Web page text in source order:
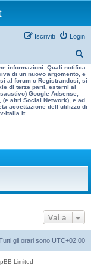
Login
Iscriviti
e
r
a
informazioni. Quali notifica
di un nuovo argomento, e
al forum o Registrandosi, si
di terze parti, esterni al
Google Adsense,
(e altri Social Network), e ad
accettazione dell’utilizzo di
italia.it.
Vai a
gli orari sono UTC+02:00
Limited